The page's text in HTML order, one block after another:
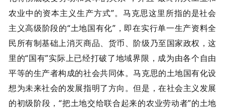
农业中的资本主义生产方式”。马克思这里所指的是社会
主义高级阶段的“土地国有化”，即在实行单一生产资料全
民所有制基础上消灭商品、货币、阶级乃至国家政权，这
里的“国有”实际上已经打破了地域界限，成为由各个自由
平等的生产者构成的社会共同体。马克思的土地国有化设
想为未来社会的发展指明了方向。但是，在社会主义发展
的初级阶段，“把土地交给联合起来的农业劳动者”的土地